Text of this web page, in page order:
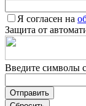
Я согласен на
Защита от
Введите символы